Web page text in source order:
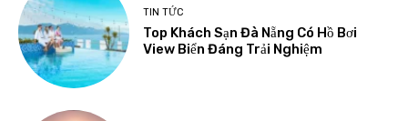
TIN TỨC
Top Khách Sạn Đà Nẵng Có Hồ Bơi
View Biển Đáng Trải Nghiệm